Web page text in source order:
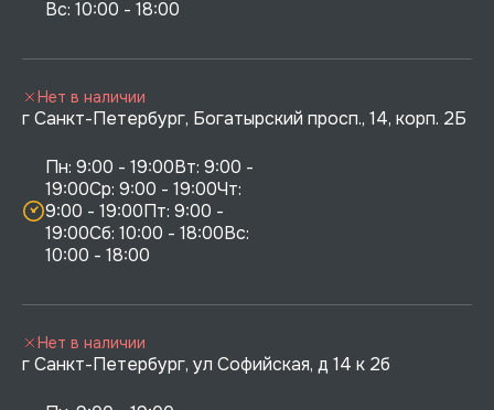
г Санкт-Петербург, Богатырский просп., 14, корп. 2Б
Пн: 9:00 - 19:00Вт: 9:00 -
19:00Ср: 9:00 - 19:00Чт:
9:00 - 19:00Пт: 9:00 -
19:00Сб: 10:00 - 18:00Вс:
10:00 - 18:00
Нет в наличии
г Санкт-Петербург, ул Софийская, д 14 к 2б
Нет в наличии